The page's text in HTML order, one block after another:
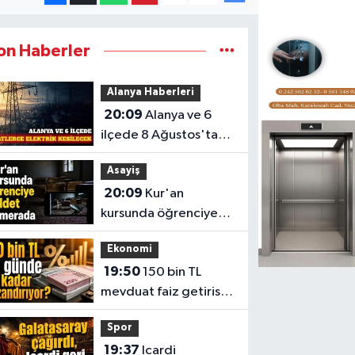
Haberler
Alanya Haberleri
20:09 Alanya ve 6
ilçede 8 Ağustos'ta
planlı elektrik kesintisi
Asayiş
20:09
kursunda öğrenciye
şiddet kamerada
Ekonomi
19:50150 bin TL
mevduat faiz getirisi
banka banka liste
Spor
19:37